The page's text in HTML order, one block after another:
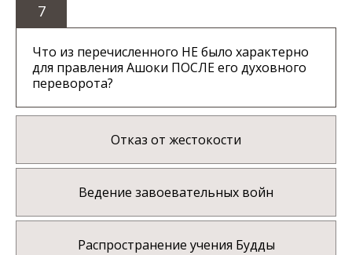
7
Что из перечисленного НЕ было характерно
для правления Ашоки ПОСЛЕ его духовного
переворота?
Отказ от жестокости
Ведение завоевательных войн
Распространение учения Будды